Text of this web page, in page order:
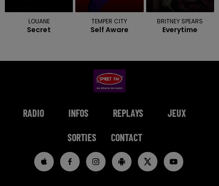
LOUANE
Secret
TEMPER CITY
Self Aware
BRITNEY SPEARS
Everytime
RADIO INFOS REPLAYS JEUX
SORTIES CONTACT